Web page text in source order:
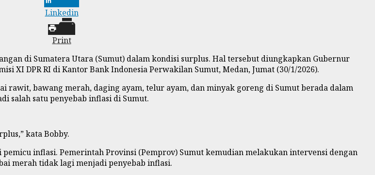
Linkedin
Print
di Sumatera Utara (Sumut) dalam kondisi surplus. Hal tersebut diungkapkan Gubernur
XI DPR RI di Kantor Bank Indonesia Perwakilan Sumut, Medan, Jumat (30/1/2026).
rawit, bawang merah, daging ayam, telur ayam, dan minyak goreng di Sumut berada dalam
salah satu penyebab inflasi di Sumut.
kata Bobby.
inflasi. Pemerintah Provinsi (Pemprov) Sumut kemudian melakukan intervensi dengan
merah tidak lagi menjadi penyebab inflasi.